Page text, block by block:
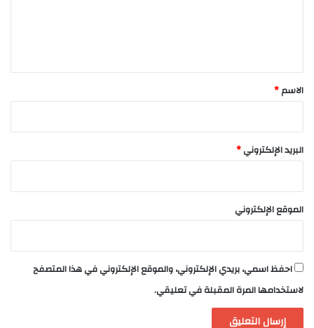
*
الاسم*
البريد الإلكتروني*
الموقع الإلكتروني
احفظ اسمي، بريدي الإلكتروني، والموقع الإلكتروني في هذا المتصفح
لاستخدامها المرة المقبلة في تعليقي.